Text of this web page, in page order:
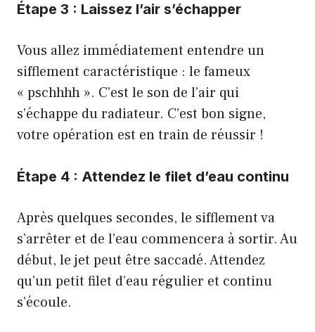
Étape 3 : Laissez l’air s’échapper
Vous allez immédiatement entendre un
sifflement caractéristique : le fameux
« pschhhh ». C’est le son de l’air qui
s’échappe du radiateur. C’est bon signe,
votre opération est en train de réussir !
Étape 4 : Attendez le filet d’eau continu
Après quelques secondes, le sifflement va
s’arrêter et de l’eau commencera à sortir. Au
début, le jet peut être saccadé. Attendez
qu’un petit filet d’eau régulier et continu
s’écoule.